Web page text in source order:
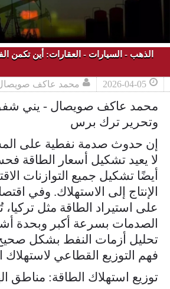
الذهب - السيارات - العقارات: أين تكمن
2026-04-05 محمد عاكف
محمد عاكف صويصال - يني
وتحرير ترك برس
إن حدوث صدمة نفطية على
لا يعيد تشكيل أسعار الطاقة
أيضًا تشكيل جميع التوازنات
الإنتاج إلى الاستهلاك. وفي
على استيراد الطاقة مثل تركيا،
الصدمات بسرعة أكبر وبحدة
تحليل أزمات النفط بشكل
فهم التوزيع القطاعي لاستهلاك
توزيع استهلاك الطاقة: مناطق